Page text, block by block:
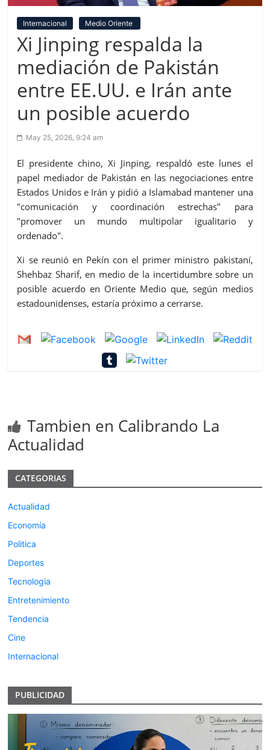
Internacional Medio Oriente
Xi Jinping respalda la
mediación de Pakistán
entre EE.UU. e Irán ante
un posible acuerdo
May 25, 2026, 9:24 am
El presidente chino, Xi Jinping, respaldó este lunes el
papel mediador de Pakistán en las negociaciones entre
Estados Unidos e Irán y pidió a Islamabad mantener una
"comunicación y coordinación estrechas" para
"promover un mundo multipolar igualitario y
ordenado".
Xi se reunió en Pekín con el primer ministro pakistaní,
Shehbaz Sharif, en medio de la incertidumbre sobre un
posible acuerdo en Oriente Medio que, según medios
estadounidenses, estaría próximo a cerrarse.
Tambien en Calibrando La
Actualidad
CATEGORIAS
Actualidad
Economía
Politica
Deportes
Tecnologia
Entretenimiento
Tendencia
Cine
Internacional
PUBLICIDAD